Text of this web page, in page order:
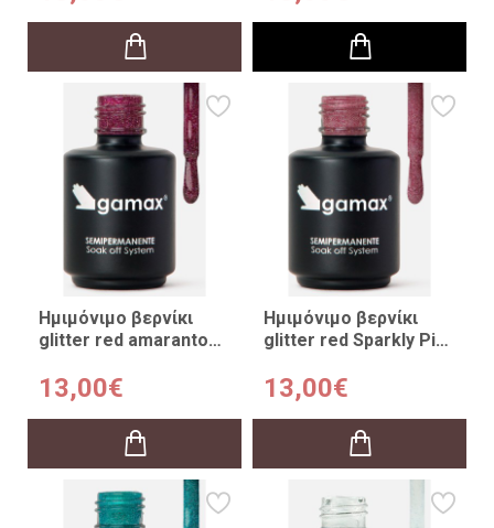
Ημιμόνιμο βερνίκι
glitter red amaranto
13,00€
Ημιμόνιμο βερνίκι
glitter red Sparkly Pink
13,00€